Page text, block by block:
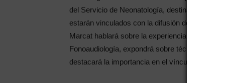
del Servicio de Neonatología, destinados a las
estarán vinculados con la difusión del Centro
Marcat hablará sobre la experiencia de
Fonoaudiología, expondrá sobre técnicas y
destacará la importancia en el vínculo madre e